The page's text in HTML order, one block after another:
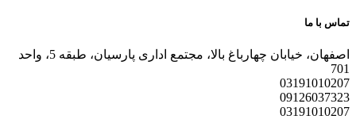
تماس با ما
اصفهان، خیابان چهارباغ بالا، مجتمع اداری پارسیان، طبقه 5، واحد
701
03191010207
09126037323
03191010207